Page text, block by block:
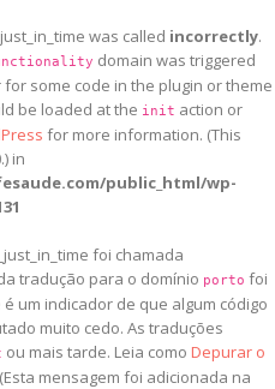
was called incorrectly.
domain was triggered
some code in the plugin or theme
be loaded at the init action or
for more information. (This
in
public_html/wp-
foi chamada
tradução para o domínio porto foi
um indicador de que algum código
muito cedo. As traduções
ou mais tarde. Leia como Depurar o
mensagem foi adicionada na